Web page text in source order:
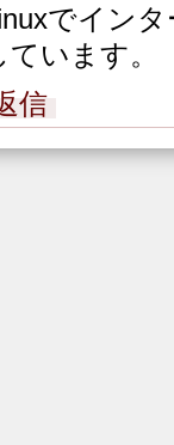
でイン
ています。
信